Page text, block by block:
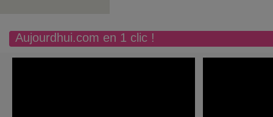
Aujourdhui.com en 1 clic !